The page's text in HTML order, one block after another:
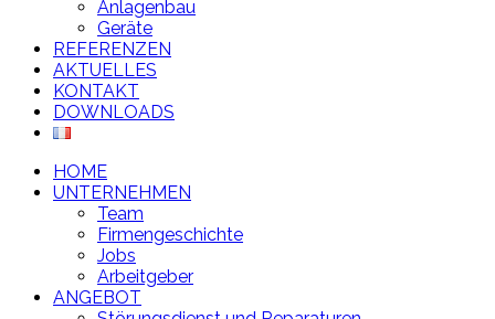
Anlagenbau
Geräte
REFERENZEN
AKTUELLES
KONTAKT
DOWNLOADS
HOME
UNTERNEHMEN
Team
Firmengeschichte
Jobs
Arbeitgeber
ANGEBOT